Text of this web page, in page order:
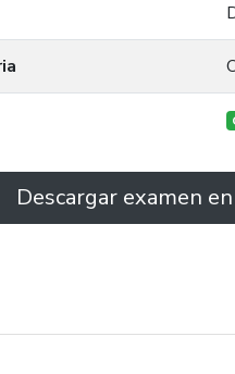
Descargar examen